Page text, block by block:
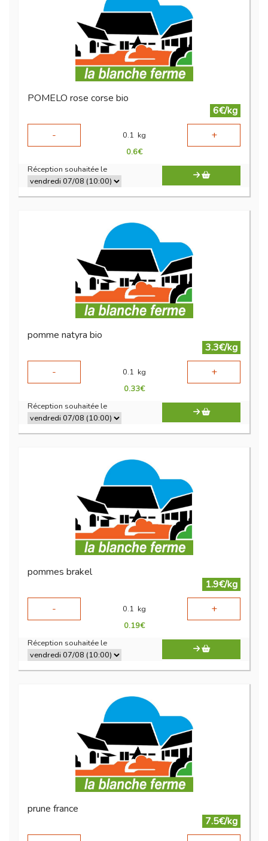
POMELO rose corse bio
6€/kg
-
0.1 kg +
0.6€
Réception souhaitée le
pomme natyra bio
3.3€/kg
-
0.1 kg +
0.33€
Réception souhaitée le
pommes brakel
1.9€/kg
-
0.1 kg +
0.19€
Réception souhaitée le
prune france
7.5€/kg